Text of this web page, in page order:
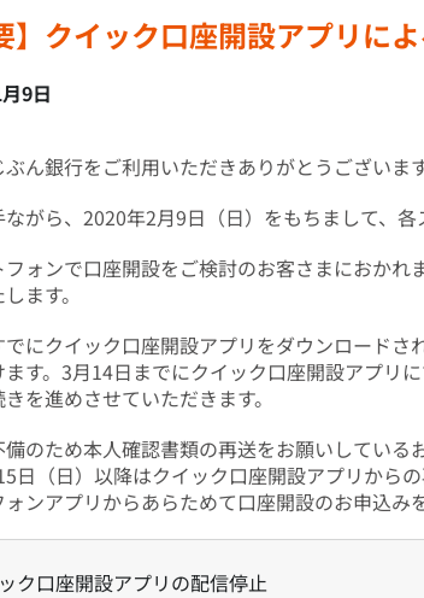
】クイック口座開設アプリに
9日
ん銀行をご利用いただきありがとうございます
がら、2020年2月9日（日）をもちまして、
フォンで口座開設をご検討のお客さまにおか
ます。
でにクイック口座開設アプリをダウンロード
ます。3月14日までにクイック口座開設アプリ
を進めさせていただきます。
備のため本人確認書類の再送をお願いしてい
日（日）以降はクイック口座開設アプリから
ンアプリからあらためて口座開設のお申込み
ク口座開設アプリの配信停止